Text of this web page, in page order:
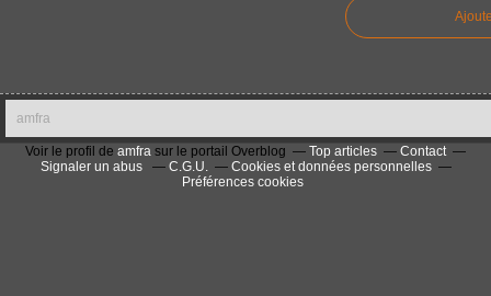
amfra
Voir le profil de amfra sur le portail Overblog Top articles
Contact
Signaler un abus
C.G.U.
Cookies et données personnelles
Préférences cookies